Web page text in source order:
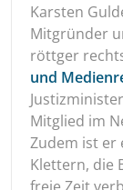
Karsten
Mitgründer
röttger
und
Mitglied im
Zudem ist er
Klettern, die